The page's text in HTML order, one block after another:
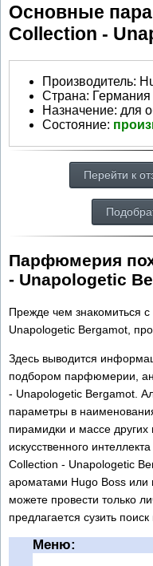
Основные
Collection -
Производитель:
Страна: Германия
Назначение: для
Состояние:
Перейти к
Парфюмерия
- Unapologetic
Прежде чем знакомиться
Unapologetic Bergamot,
Здесь выводится
подбором парфюмерии,
- Unapologetic Bergamot.
параметры в
пирамидки и массе других
искусственного
Collection - Unapologetic
ароматами Hugo Boss или
можете провести только
предлагается сузить
Меню: